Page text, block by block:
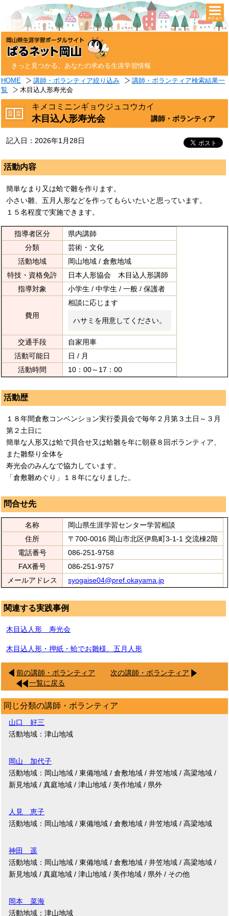
きっと見つかる。あなたの求める生涯学習情報
HOME 講師・ボランティア絞り込み
講師・ボランティア検索結果一
覧
木目込人形寿光会
キメコミニンギョウジュコウカイ
木目込人形寿光会 講師・ボランティア
記入日：2026年1月28日
活動内容
簡単なまり又は蛤で雛を作ります。
小さい雛、五月人形などを作ってもらいたいと思っています。
１５名程度で実施できます。
指導者区分
県内講師
分類
芸術・文化
活動地域
岡山地域 / 倉敷地域
特技・資格免許
日本人形協会 木目込人形講師
指導対象
小学生 / 中学生 / 一般 / 保護者
費用
相談に応じます
ハサミを用意してください。
交通手段
自家用車
活動可能日
日 / 月
活動時間
10：00～17：00
活動歴
１８年間倉敷コンベンション実行委員会で毎年２月第３土日～３月
第２土日に
簡単な人形又は蛤で貝合せ又は蛤雛を年に朝昼８回ボランティア、
また雛祭り全体を
寿光会のみんなで協力しています。
「倉敷雛めぐり」１８年になりました。
問合せ先
名称
岡山県生涯学習センター学習相談
住所
〒700-0016 岡山市北区伊島町3-1-1 交流棟2階
電話番号
086-251-9758
FAX番号
086-251-9757
メールアドレス
syogaise04@pref.okayama.jp
関連する実践事例
木目込人形 寿光会
木目込人形・押紙・蛤でお雛様、五月人形
前の講師・ボランティア
次の講師・ボランティア
一覧に戻る
同じ分類の講師・ボランティア
山口 好三
活動地域：津山地域
岡山 加代子
活動地域：岡山地域 / 東備地域 / 倉敷地域 / 井笠地域 / 高梁地域 /
新見地域 / 真庭地域 / 津山地域 / 美作地域 / 県外
人見 恵子
活動地域：岡山地域 / 東備地域 / 倉敷地域 / 井笠地域 / 高梁地域
神田 遥
活動地域：岡山地域 / 東備地域 / 倉敷地域 / 井笠地域 / 高梁地域 /
新見地域 / 真庭地域 / 津山地域 / 美作地域 / 県外 / その他
岡本 菜海
活動地域：津山地域